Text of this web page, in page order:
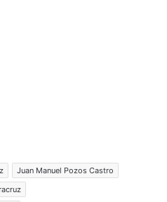
Juan Manuel Pozos Castro